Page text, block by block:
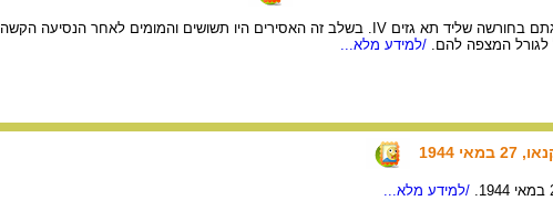
יהודים שהוגדרו כלא כשירים לעבודה ממתינים להריגתם בחורשה שליד תא גזים IV. בשלב זה האסירים היו תשושים והמומים לאחר הנסיעה הקשה
לגורל המצפה להם. /למידע מלא...
1944
/למידע מלא...